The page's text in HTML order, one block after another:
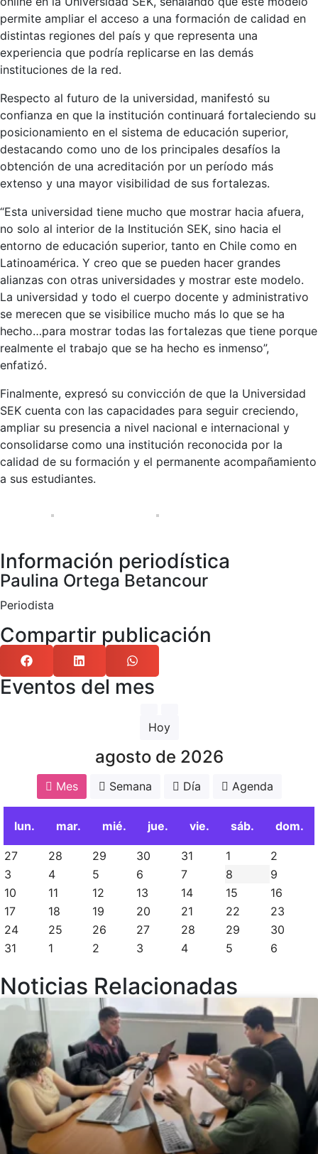
permite ampliar el acceso a una formación de calidad en
distintas regiones del país y que representa una
experiencia que podría replicarse en las demás
instituciones de la red.
Respecto al futuro de la universidad, manifestó su
confianza en que la institución continuará fortaleciendo su
posicionamiento en el sistema de educación superior,
destacando como uno de los principales desafíos la
obtención de una acreditación por un período más
extenso y una mayor visibilidad de sus fortalezas.
“Esta universidad tiene mucho que mostrar hacia afuera,
no solo al interior de la Institución SEK, sino hacia el
entorno de educación superior, tanto en Chile como en
Latinoamérica. Y creo que se pueden hacer grandes
alianzas con otras universidades y mostrar este modelo.
La universidad y todo el cuerpo docente y administrativo
se merecen que se visibilice mucho más lo que se ha
hecho…para mostrar todas las fortalezas que tiene porque
realmente el trabajo que se ha hecho es inmenso”,
enfatizó.
Finalmente, expresó su convicción de que la Universidad
SEK cuenta con las capacidades para seguir creciendo,
ampliar su presencia a nivel nacional e internacional y
consolidarse como una institución reconocida por la
calidad de su formación y el permanente acompañamiento
a sus estudiantes.
Información periodística
Paulina Ortega Betancour
Periodista
Compartir publicación
Eventos del mes
Hoy
agosto de 2026
Mes Semana Día Agenda
lun. mar. mié. jue. vie. sáb. dom.
27 28 29 30 31 1
2
3
4 5 6 7 8
9
10
11 12 13 14 15
16
17
18 19 20 21 22
23
24
25 26 27 28 29
30
31
1 2 3 4 5 6
Noticias Relacionadas